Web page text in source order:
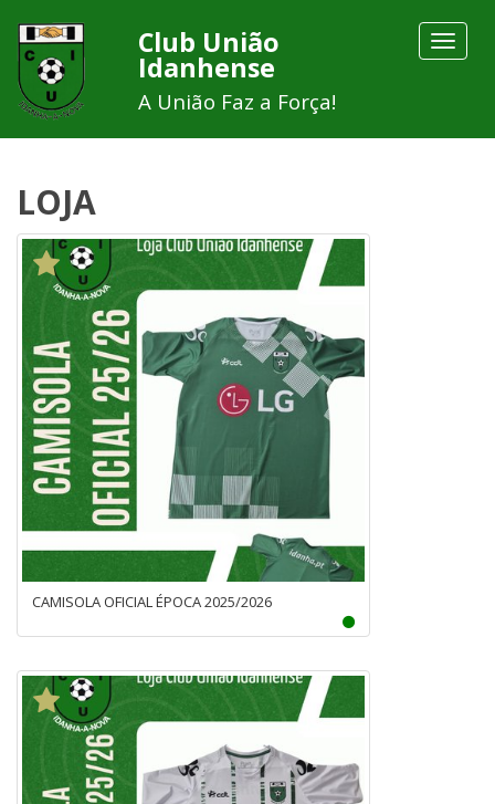
Toggle
Club União
Idanhense
A União Faz a Força!
LOJA
CAMISOLA OFICIAL ÉPOCA 2025/2026